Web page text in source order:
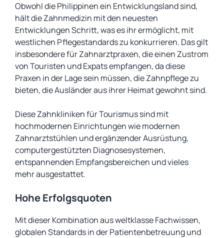
Obwohl die Philippinen ein Entwicklungsland sind,
hält die Zahnmedizin mit den neuesten
Entwicklungen Schritt, was es ihr ermöglicht, mit
westlichen Pflegestandards zu konkurrieren. Das gilt
insbesondere für Zahnarztpraxen, die einen Zustrom
von Touristen und Expats empfangen, da diese
Praxen in der Lage sein müssen, die Zahnpflege zu
bieten, die Ausländer aus ihrer Heimat gewohnt sind.
Diese Zahnkliniken für Tourismus sind mit
hochmodernen Einrichtungen wie modernen
Zahnarztstühlen und ergänzender Ausrüstung,
computergestützten Diagnosesystemen,
entspannenden Empfangsbereichen und vieles
mehr ausgestattet.
Hohe Erfolgsquoten
Mit dieser Kombination aus weltklasse Fachwissen,
globalen Standards in der Patientenbetreuung und